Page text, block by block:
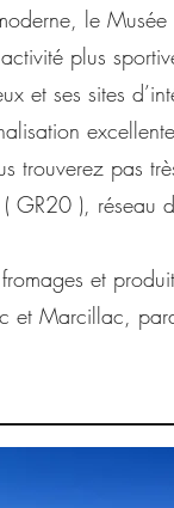
le
plus
et ses sites
trouverez pas
GR20 ), réseau
et
et Marcillac,